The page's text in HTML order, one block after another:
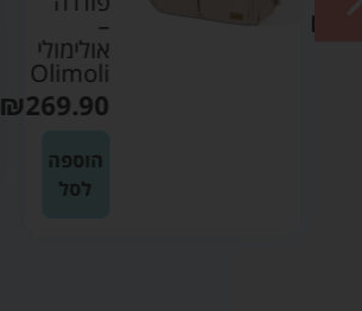
₪
–
אולימולי
Olimoli
₪269.90
הוספה
לסל